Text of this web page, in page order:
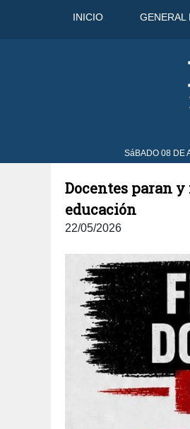
INICIO GENERAL
SáBADO 08 DE
10 Ago 30°C
Docentes paran
educación
22/05/2026